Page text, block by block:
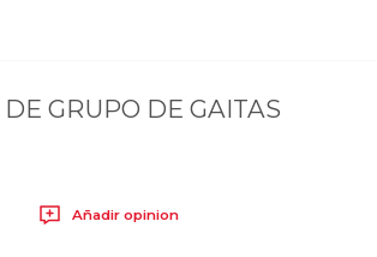
GRUPO DE GAITAS
Añadir opinion